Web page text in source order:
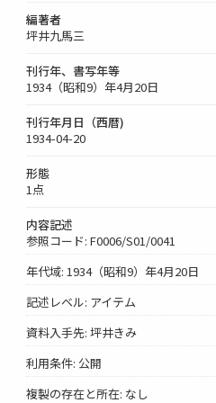
編著者
坪井九馬三
刊行年、書写年等
1934（昭和9）年4月20日
刊行年月日（西暦)
1934-04-20
形態
1点
内容記述
参照コード: F0006/S01/0041
年代域: 1934（昭和9）年4月20日
記述レベル: アイテム
資料入手先: 坪井きみ
利用条件: 公開
複製の存在と所在: なし